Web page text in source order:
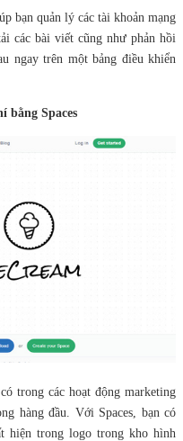
bạn quản lý các tài khoản mạng
các bài viết cũng như phản hồi
ngay trên một bảng điều khiển
bằng Spaces
trong các hoạt động marketing
hàng đầu. Với Spaces, bạn có
hiện trong logo trong kho hình